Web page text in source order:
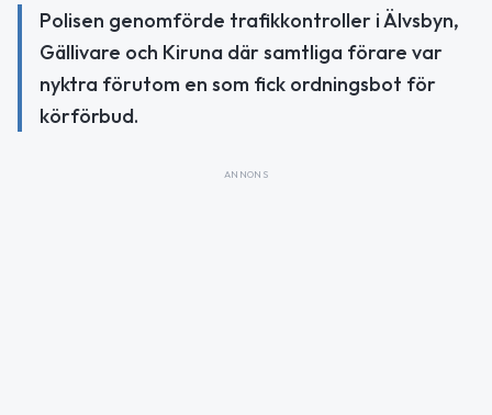
Polisen genomförde trafikkontroller i Älvsbyn,
Gällivare och Kiruna där samtliga förare var
nyktra förutom en som fick ordningsbot för
körförbud.
ANNONS